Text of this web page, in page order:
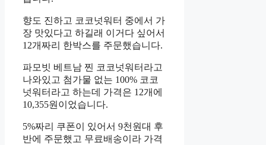
향도 진하고 코코넛워터 중에서 가
장 맛있다고 하길래 이거다 싶어서
12개짜리 한박스를 주문했습니다.
파모빗 베트남 찐 코코넛워터라고
나와있고 첨가물 없는 100% 코코
넛워터라고 하는데 가격은 12개에
10,355원이었습니다.
5%짜리 쿠폰이 있어서 9천원대 후
반에 주문했고 무료배송이라 가격